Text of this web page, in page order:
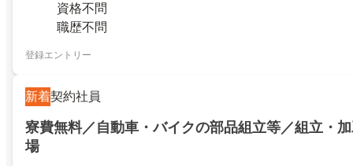
資格不問
職歴不問
登録エントリー
新着契約社員
寮費無料／自動車・バイクの部品組立等／組立・
場